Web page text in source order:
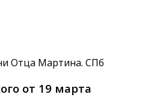
Отца Мартина. СПб
от 19 марта